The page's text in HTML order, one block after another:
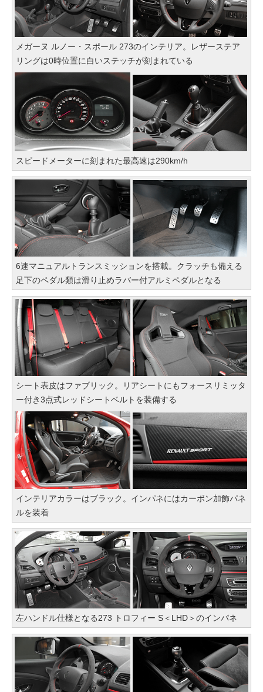
メガーヌ ルノー・スポール 273のインテリア。レザーステア
リングは0時位置に白いステッチが刻まれている
スピードメーターに刻まれた最高速は290km/h
6速マニュアルトランスミッションを搭載。クラッチも備える
足下のペダル類は滑り止めラバー付アルミペダルとなる
シート表皮はファブリック。リアシートにもフォースリミッタ
ー付き3点式レッドシートベルトを装備する
インテリアカラーはブラック。インパネにはカーボン加飾パネ
ルを装着
左ハンドル仕様となる273 トロフィー S＜LHD＞のインパネ